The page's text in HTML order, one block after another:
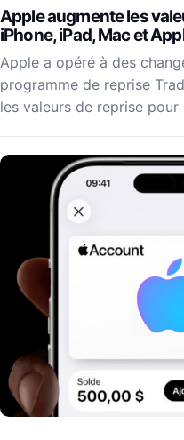
Apple augmente les
iPhone, iPad, Mac et
Apple a opéré à des
programme de reprise
les valeurs de reprise